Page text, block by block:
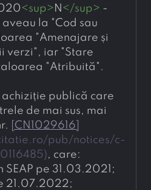
<sup> N </sup> -
la "Cod sau
"Amenajare și
verzi", iar "Stare
"Atribuită".
achiziție publică care
de mai sus, mai
CN1029616
pub/notices/c-
), care:
pe 31.03.2021;
21.07.2022;